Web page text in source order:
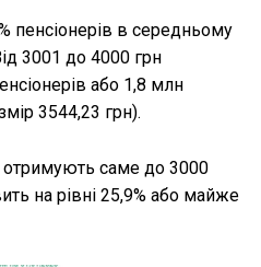
пенсіонерів в середньому
3001 до 4000 грн
або 1,8 млн
3544,23 грн).
отримують саме до 3000
на рівні 25,9% або майже